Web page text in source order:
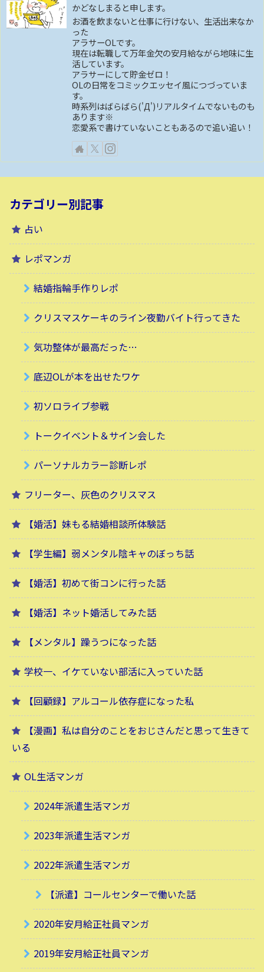
かどなしまると申します。
お酒を飲まないと仕事に行けない、生活出来なか
った
アラサーOLです。
現在は転職して万年金欠の安月給ながら地味に生
活しています。
アラサーにして貯金ゼロ！
OLの日常をコミックエッセイ風につづっていま
す。
時系列はばらばら('Д')リアルタイムでないものも
あります※
恋愛系で書けていないこともあるので追い追い！
カテゴリー別記事
占い
レポマンガ
結婚指輪手作りレポ
クリスマスケーキのライン夜勤バイト行ってきた
気功整体が最高だった…
底辺OLが本を出せたワケ
初ソロライブ参戦
トークイベント＆サイン会した
パーソナルカラー診断レポ
フリーター、灰色のクリスマス
【婚活】妹もる結婚相談所体験話
【学生編】弱メンタル陰キャのぼっち話
【婚活】初めて街コンに行った話
【婚活】ネット婚活してみた話
【メンタル】躁うつになった話
学校一、イケていない部活に入っていた話
【回顧録】アルコール依存症になった私
【漫画】私は自分のことをおじさんだと思って生きて
いる
OL生活マンガ
2024年派遣生活マンガ
2023年派遣生活マンガ
2022年派遣生活マンガ
【派遣】コールセンターで働いた話
2020年安月給正社員マンガ
2019年安月給正社員マンガ